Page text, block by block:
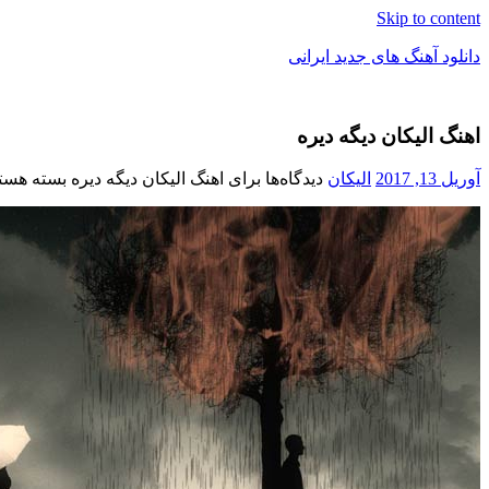
Skip to content
دانلود آهنگ های جدید ایرانی
فول
موزیک
اهنگ الیکان دیگه دیره
آوریل 13, 2017 الیکان دیدگاه‌ها برای اهنگ الیکان دیگه دیره بسته